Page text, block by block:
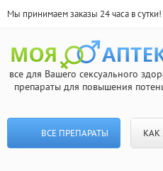
Мы принимаем заказы 24 часа в сутки!
все для Вашего сексуального
препараты для повышения
ВСЕ ПРЕПАРАТЫ КАК